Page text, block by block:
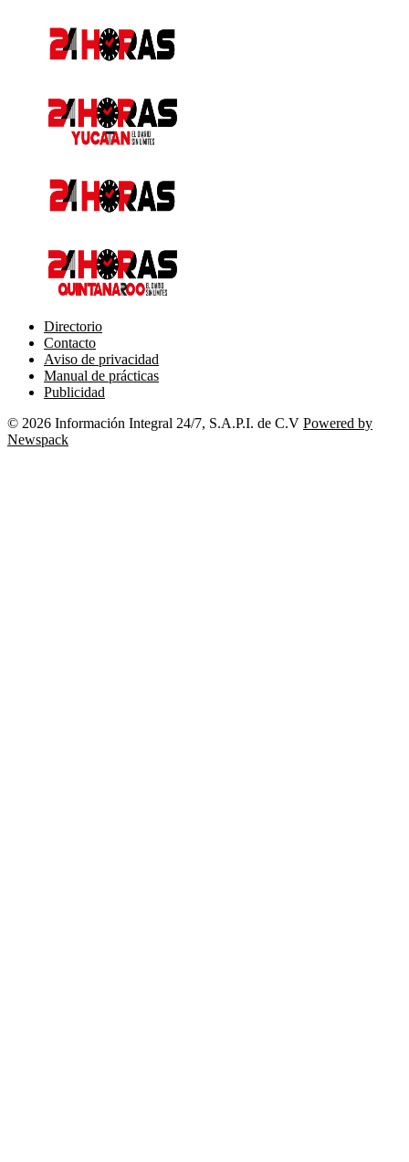
Directorio
Contacto
Aviso de privacidad
Manual de prácticas
Publicidad
© 2026 Información Integral 24/7, S.A.P.I. de C.V Powered by
Newspack